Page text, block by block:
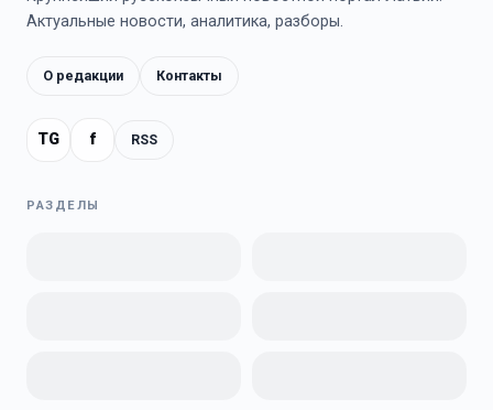
Актуальные новости, аналитика, разборы.
О редакции Контакты
TG f RSS
РАЗДЕЛЫ